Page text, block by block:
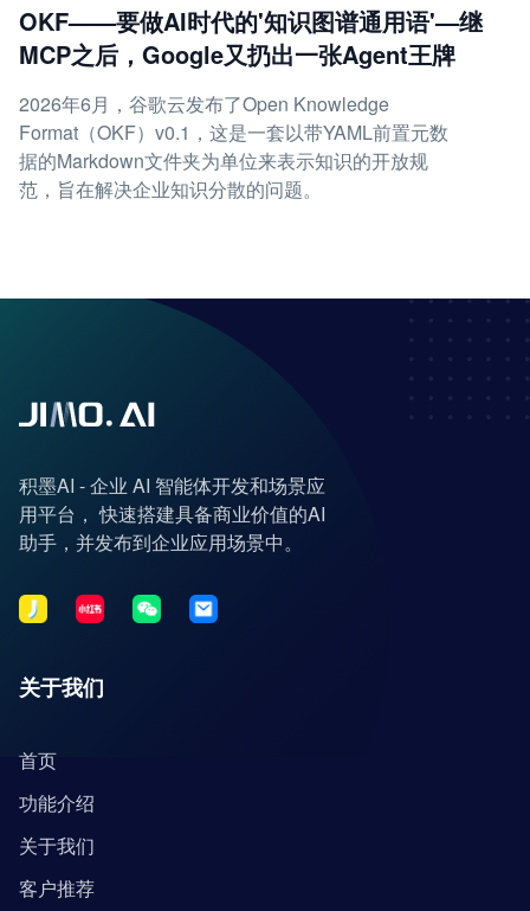
OKF——要做AI时代的'知识图谱通用语'—继
MCP之后，Google又扔出一张Agent王牌
2026年6月，谷歌云发布了Open Knowledge
Format（OKF）v0.1，这是一套以带YAML前置元数
据的Markdown文件夹为单位来表示知识的开放规
范，旨在解决企业知识分散的问题。
积墨AI - 企业 AI 智能体开发和场景应
用平台， 快速搭建具备商业价值的AI
助手，并发布到企业应用场景中。
关于我们
首页
功能介绍
关于我们
客户推荐